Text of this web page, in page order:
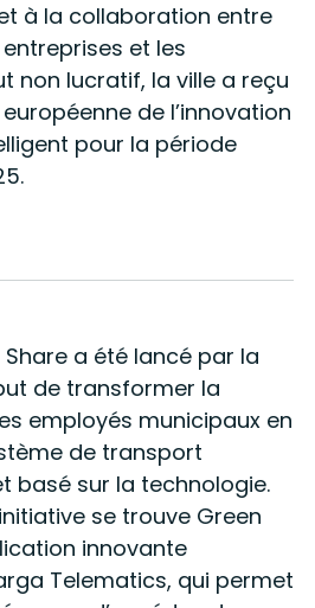
à la collaboration entre
et les
non lucratif, la ville a reçu
de l’innovation
pour la période
a été lancé par la
de transformer la
employés municipaux en
de transport
basé sur la technologie.
se trouve Green
innovante
Telematics, qui permet